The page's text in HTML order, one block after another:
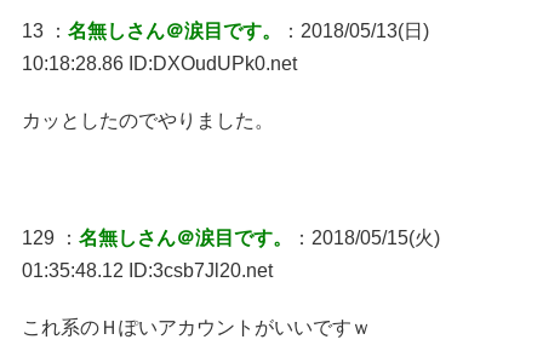
13 ： 名無しさん＠涙目です。
：2018/05/13(日)
10:18:28.86 ID:DXOudUPk0.net
カッとしたのでやりました。
129 ： 名無しさん＠涙目です。
：2018/05/15(火)
01:35:48.12 ID:3csb7Jl20.net
これ系のＨぽいアカウントがいいですｗ